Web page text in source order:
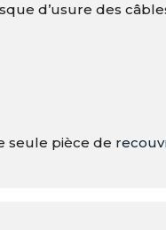
d’usure des
seule pièce de